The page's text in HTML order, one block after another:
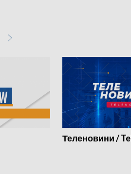
Теленовини /